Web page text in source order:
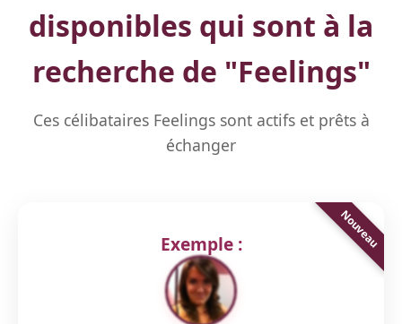
disponibles qui sont à la
recherche de "Feelings"
Ces célibataires Feelings sont actifs et prêts à
échanger
Exemple :